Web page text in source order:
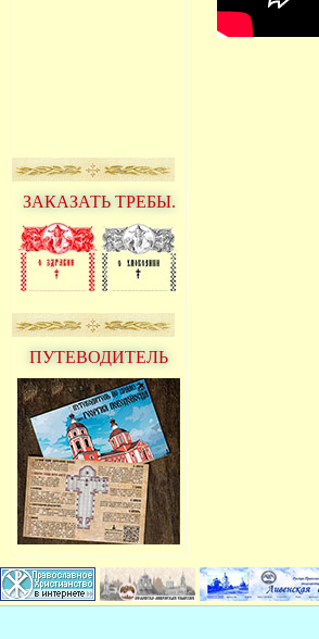
ЗАКАЗАТЬ ТРЕБЫ.
ПУТЕВОДИТЕЛЬ